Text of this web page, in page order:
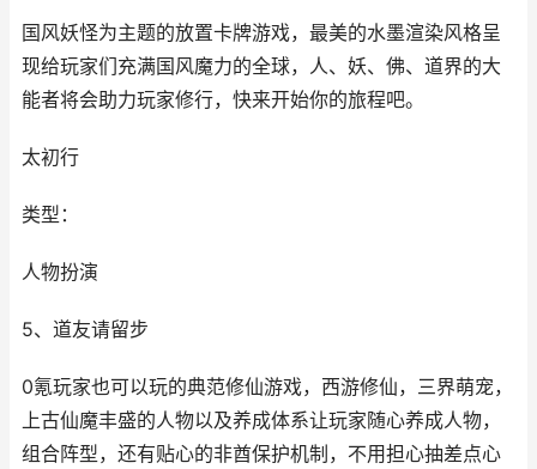
国风妖怪为主题的放置卡牌游戏，最美的水墨渲染风格呈
现给玩家们充满国风魔力的全球，人、妖、佛、道界的大
能者将会助力玩家修行，快来开始你的旅程吧。
太初行
类型：
人物扮演
5、道友请留步
0氪玩家也可以玩的典范修仙游戏，西游修仙，三界萌宠，
上古仙魔丰盛的人物以及养成体系让玩家随心养成人物，
组合阵型，还有贴心的非酋保护机制，不用担心抽差点心